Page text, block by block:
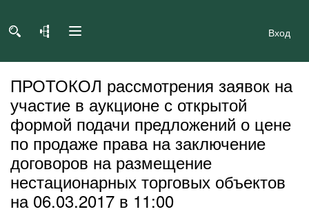
Вход
ПРОТОКОЛ рассмотрения заявок на
участие в аукционе с открытой
формой подачи предложений о цене
по продаже права на заключение
договоров на размещение
нестационарных торговых объектов
на 06.03.2017 в 11:00